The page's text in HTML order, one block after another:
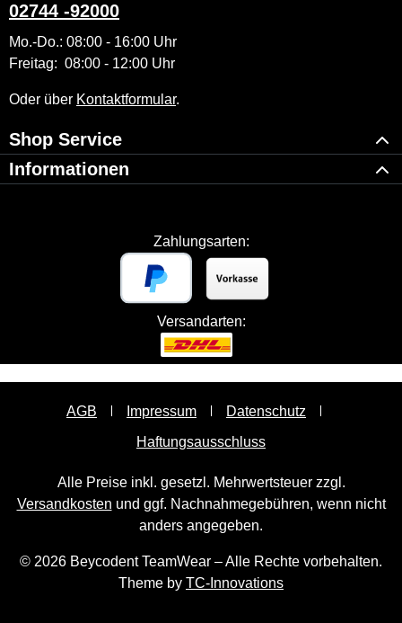
02744 -92000
Mo.-Do.: 08:00 - 16:00 Uhr
Freitag: 08:00 - 12:00 Uhr
Oder über Kontaktformular.
Shop Service
Informationen
Zahlungsarten:
Versandarten:
AGB Impressum
Datenschutz
Haftungsausschluss
Alle Preise inkl. gesetzl. Mehrwertsteuer zzgl.
Versandkosten und ggf. Nachnahmegebühren, wenn nicht
anders angegeben.
© 2026 Beycodent TeamWear – Alle Rechte vorbehalten.
Theme by TC-Innovations